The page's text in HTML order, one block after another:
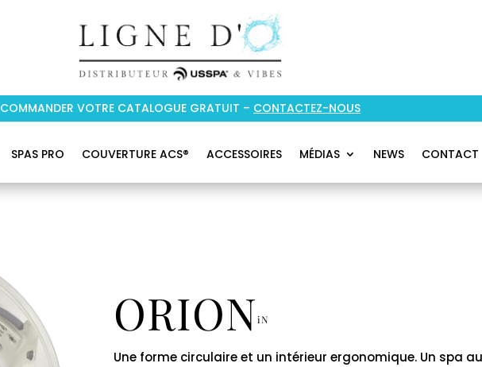
COMMANDER VOTRE CATALOGUE GRATUIT – CONTACTEZ-NOUS
SPAS PRO COUVERTURE ACS® ACCESSOIRES MÉDIAS NEWS CONTACT
ORIONiN
Une forme circulaire et un intérieur ergonomique. Un spa